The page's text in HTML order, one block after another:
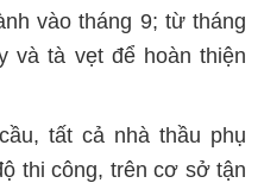
vào tháng 9; từ tháng
và tà vẹt để hoàn thiện
tất cả nhà thầu phụ
thi công, trên cơ sở tận